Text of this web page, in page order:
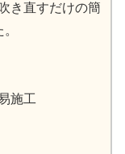
き直すだけの簡
施工